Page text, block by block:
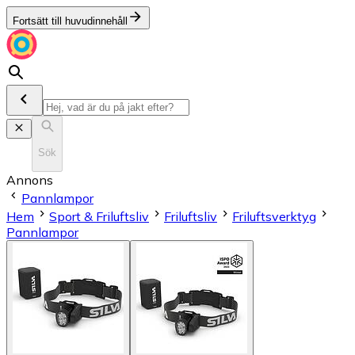
Fortsätt till huvudinnehåll
Sök
Annons
Pannlampor
Hem
Sport & Friluftsliv Friluftsliv
Friluftsverktyg
Pannlampor